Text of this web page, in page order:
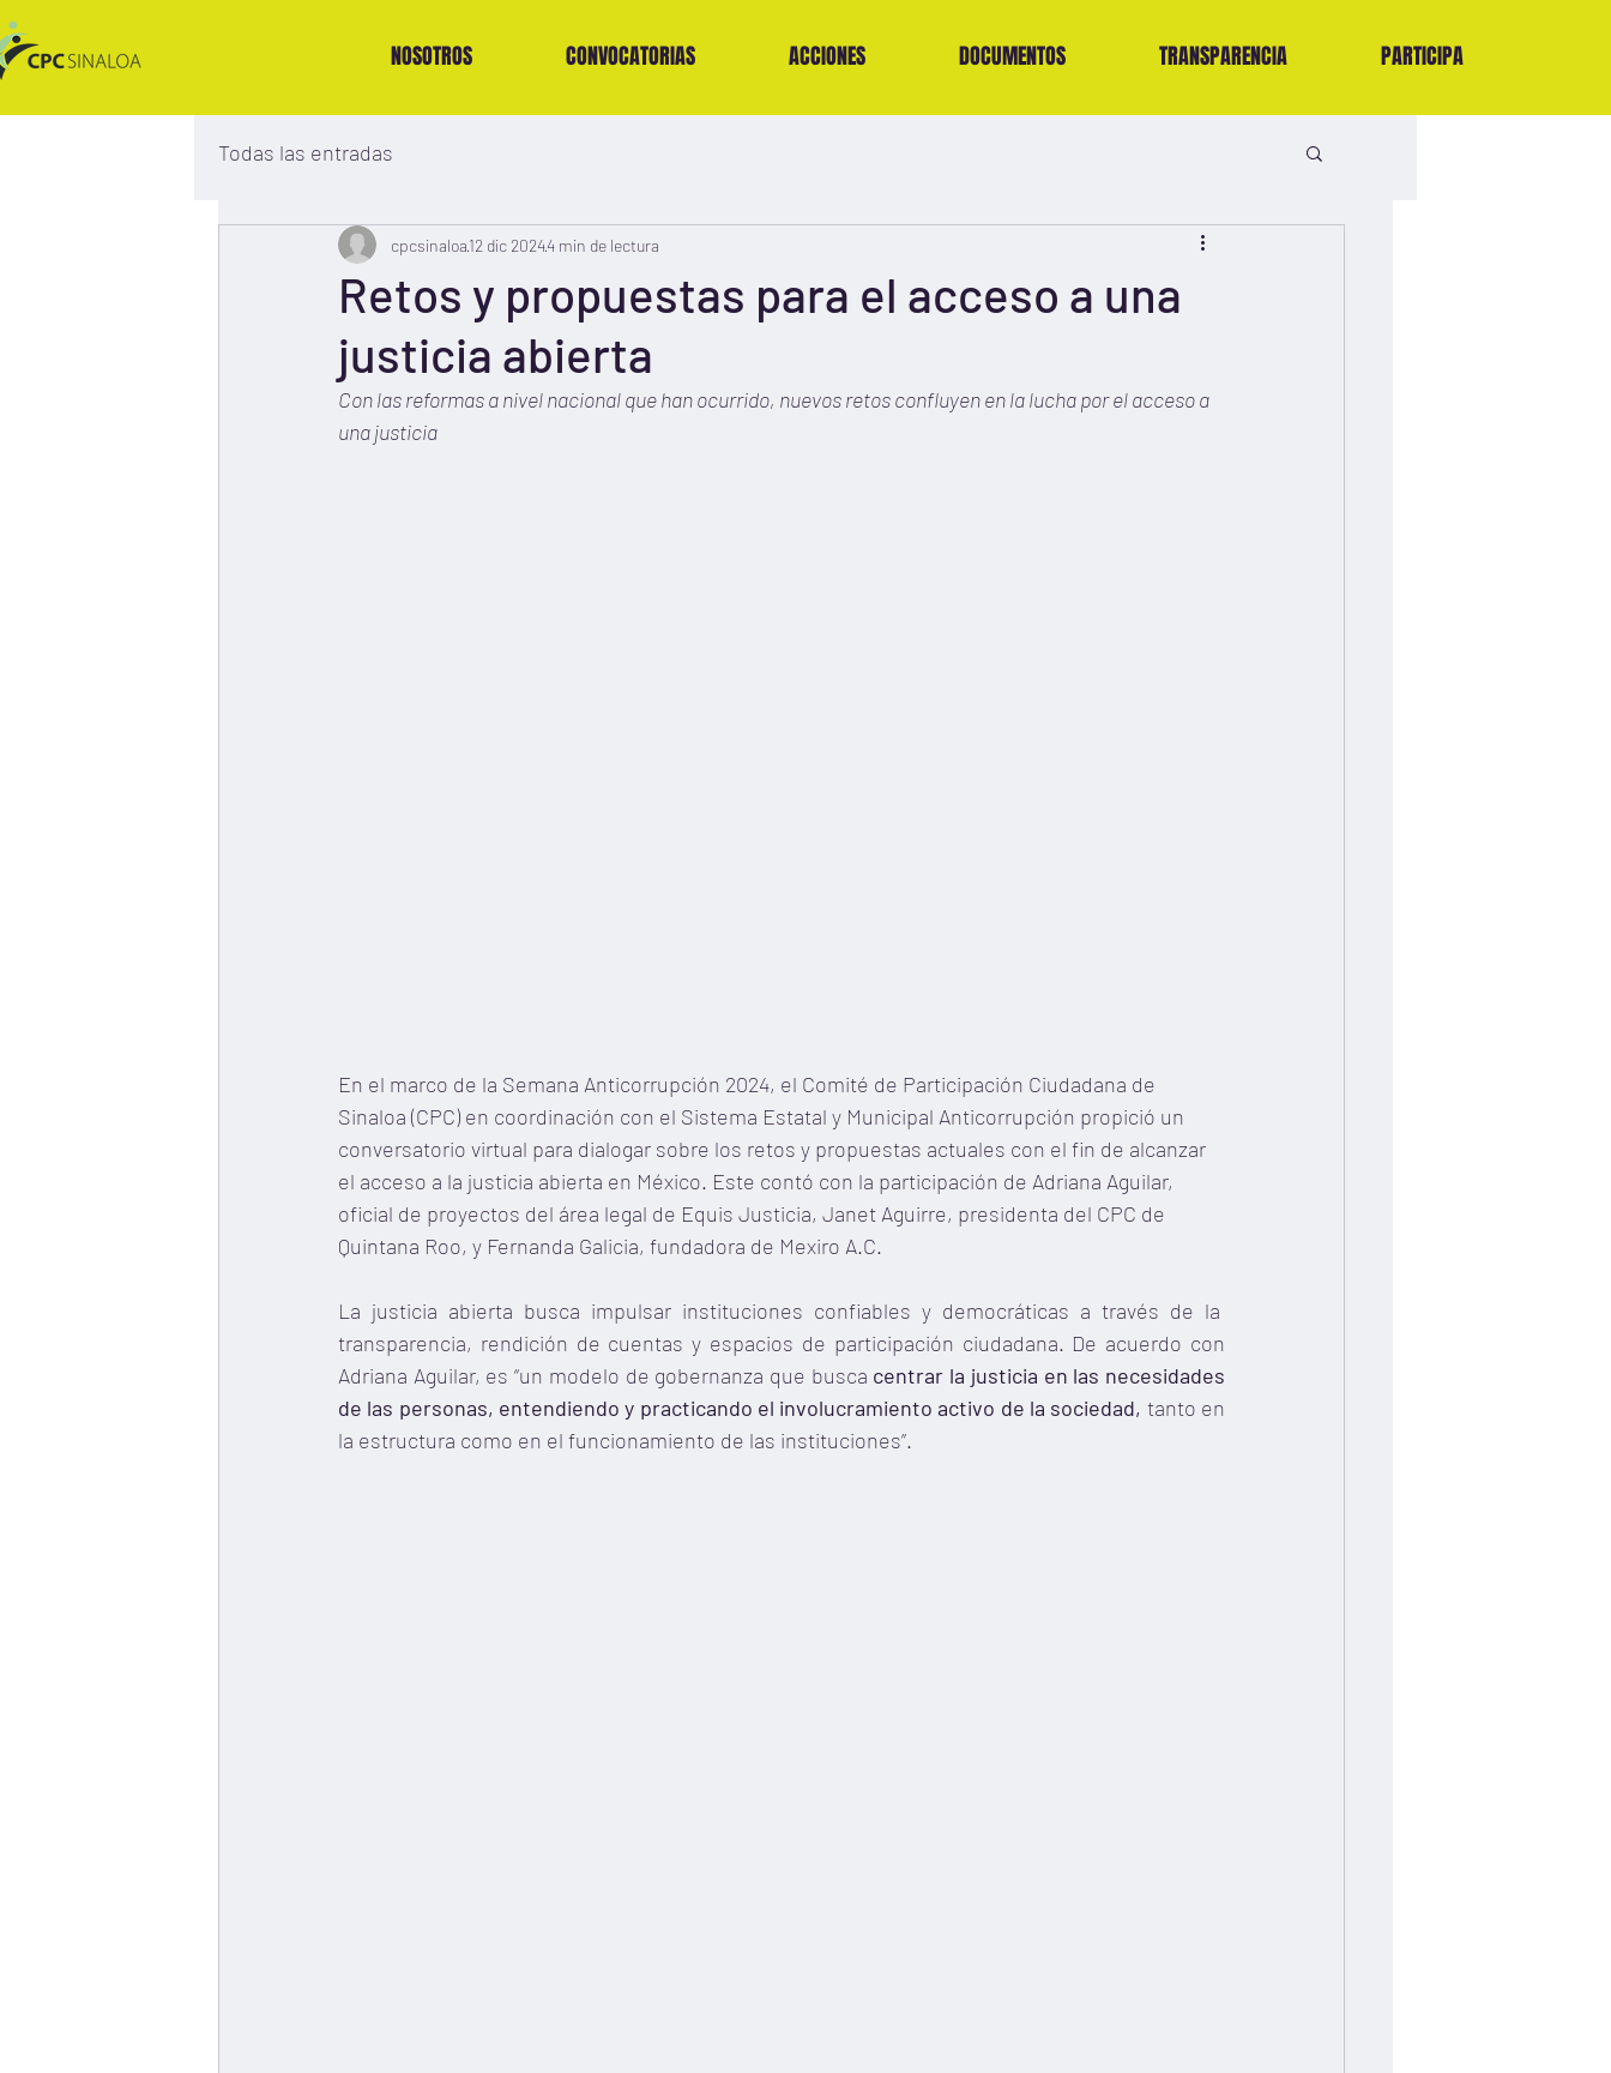
NOSOTROS CONVOCATORIAS ACCIONES DOCUMENTOS TRANSPARENCIA PARTICIPA
Todas las entradas
Retos y propuestas para el acceso a una
justicia abierta
cpcsinaloa12 dic 20244 min de lectura
Con las reformas a nivel nacional que han ocurrido, nuevos retos confluyen en la lucha por el acceso a
una justicia
En el marco de la Semana Anticorrupción 2024, el Comité de Participación Ciudadana de
Sinaloa (CPC) en coordinación con el Sistema Estatal y Municipal Anticorrupción propició un
conversatorio virtual para dialogar sobre los retos y propuestas actuales con el fin de alcanzar
el acceso a la justicia abierta en México. Este contó con la participación de Adriana Aguilar,
oficial de proyectos del área legal de Equis Justicia, Janet Aguirre, presidenta del CPC de
Quintana Roo, y Fernanda Galicia, fundadora de Mexiro A.C.
La justicia abierta busca impulsar instituciones confiables y democráticas a través de la
transparencia, rendición de cuentas y espacios de participación ciudadana. De acuerdo con
Adriana Aguilar, es “un modelo de gobernanza que busca centrar la justicia en las necesidades
de las personas, entendiendo y practicando el involucramiento activo de la sociedad, tanto en
la estructura como en el funcionamiento de las instituciones”.